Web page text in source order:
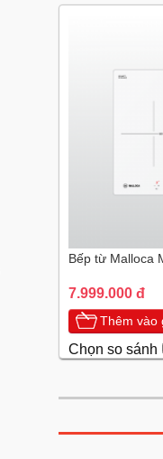
Bếp từ Malloca
7.999.000 đ
Thêm vào
Chọn so sánh